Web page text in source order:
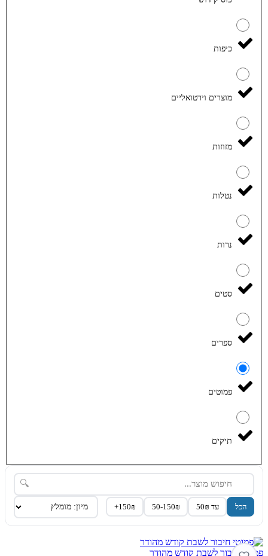
כיפות
מוצרים וירטואליים
מזוזות
נטלות
נרות
סטים
ספרים
פמוטים
תיקים
🔍
הכל עד 50₪ 50-150₪
150₪+
פמוטי חיבור לשבת קודש מהודר